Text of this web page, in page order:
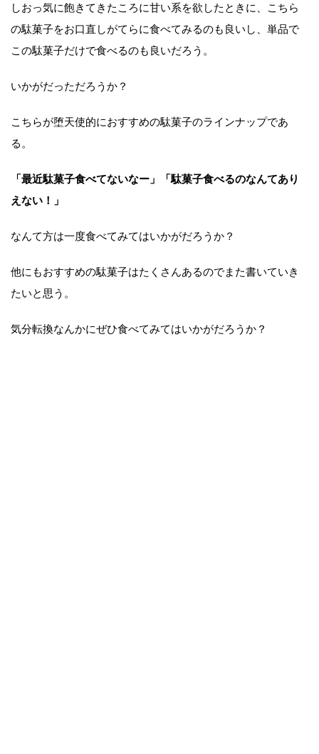
しおっ気に飽きてきたころに甘い系を欲したときに、こちら
の駄菓子をお口直しがてらに食べてみるのも良いし、単品で
この駄菓子だけで食べるのも良いだろう。
いかがだっただろうか？
こちらが堕天使的におすすめの駄菓子のラインナップであ
る。
「最近駄菓子食べてないなー」「駄菓子食べるのなんてあり
えない！」
なんて方は一度食べてみてはいかがだろうか？
他にもおすすめの駄菓子はたくさんあるのでまた書いていき
たいと思う。
気分転換なんかにぜひ食べてみてはいかがだろうか？